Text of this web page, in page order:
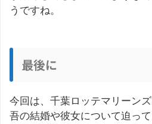
うですね。
最後に
今回は、千葉ロッテマリーン
吾の結婚や彼女について迫っ